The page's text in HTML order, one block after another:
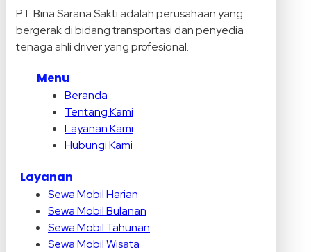
PT. Bina Sarana Sakti adalah perusahaan yang
bergerak di bidang transportasi dan penyedia
tenaga ahli driver yang profesional.
Menu
Beranda
Tentang Kami
Layanan Kami
Hubungi Kami
Layanan
Sewa Mobil Harian
Sewa Mobil Bulanan
Sewa Mobil Tahunan
Sewa Mobil Wisata